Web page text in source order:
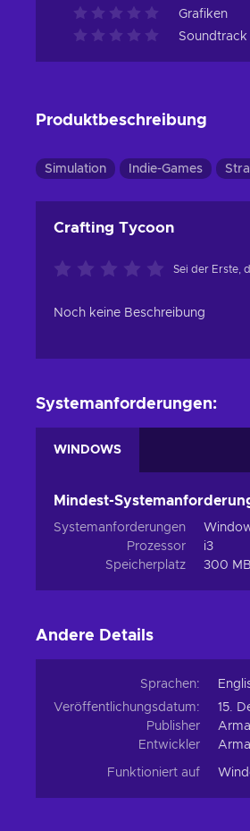
Grafiken
Soundtrack
Produktbeschreibung
Simulation Indie-Games
Crafting Tycoon
Sei der Erste,
Noch keine Beschreibung
Systemanforderungen:
WINDOWS
Mindest-
Systemanforderungen
Prozessor
i3
Speicherplatz
300 MB
Andere Details
Sprachen:
Veröffentlichungsdatum:
15.
Publisher
Entwickler
Funktioniert auf